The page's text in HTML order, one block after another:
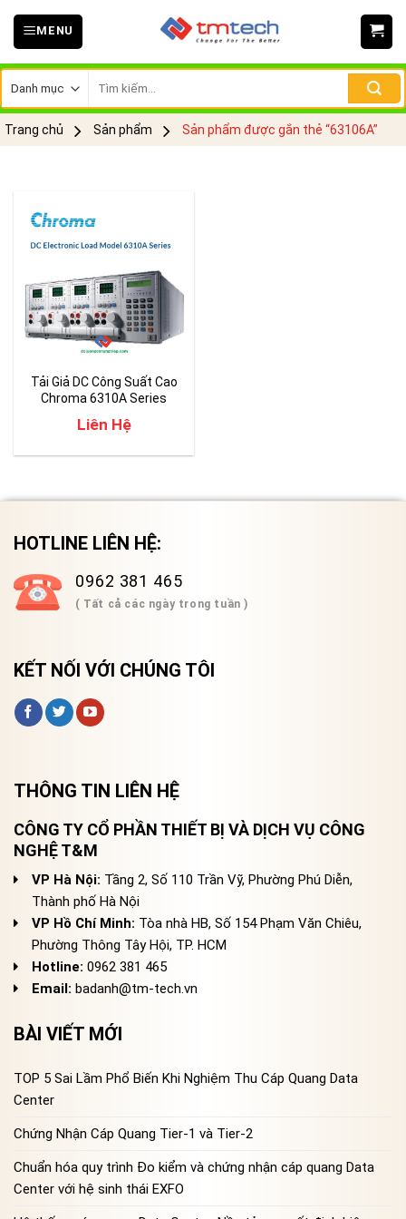
Skip
MENU
kiếm:
Trang chủ Sản phẩm Sản phẩm được gắn thẻ “63106A”
Tải Giả DC Công Suất Cao
Chroma 6310A Series
Liên Hệ
HOTLINE LIÊN HỆ:
0962 381 465
( Tất cả các ngày trong tuần )
KẾT NỐI VỚI CHÚNG TÔI
THÔNG TIN LIÊN HỆ
CÔNG TY CỔ PHẦN THIẾT BỊ VÀ DỊCH VỤ CÔNG
NGHỆ T&M
VP Hà Nội: Tầng 2, Số 110 Trần Vỹ, Phường Phú Diễn,
Thành phố Hà Nội
VP Hồ Chí Minh: Tòa nhà HB, Số 154 Phạm Văn Chiêu,
Phường Thông Tây Hội, TP. HCM
Hotline: 0962 381 465
Email: badanh@tm-tech.vn
BÀI VIẾT MỚI
TOP 5 Sai Lầm Phổ Biến Khi Nghiệm Thu Cáp Quang Data
Center
Chứng Nhận Cáp Quang Tier-1 và Tier-2
Chuẩn hóa quy trình Đo kiểm và chứng nhận cáp quang Data
Center với hệ sinh thái EXFO